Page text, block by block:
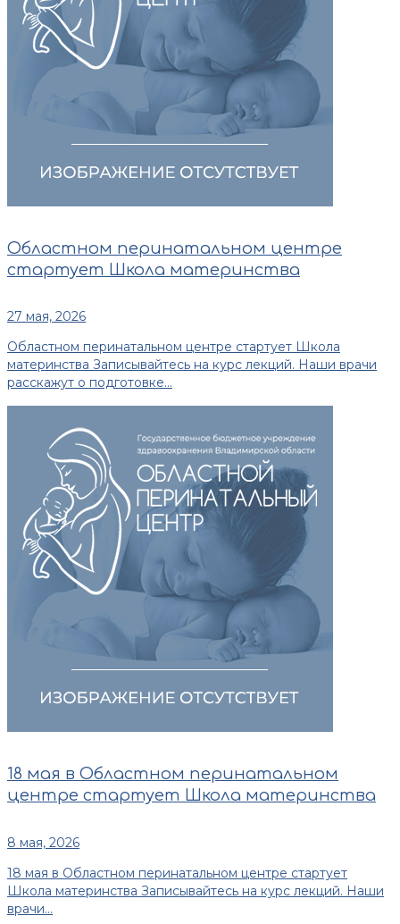
Областном перинатальном центре
стартует Школа материнства
27 мая, 2026
Областном перинатальном центре стартует Школа
материнства Записывайтесь на курс лекций. Наши врачи
расскажут о подготовке...
18 мая в Областном перинатальном
центре стартует Школа материнства
8 мая, 2026
18 мая в Областном перинатальном центре стартует
Школа материнства Записывайтесь на курс лекций. Наши
врачи...